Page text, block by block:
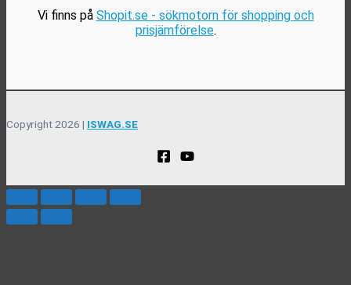
Vi finns på Shopit.se - sökmotorn för shopping och
prisjämförelse.
Copyright 2026 | ISWAG.SE